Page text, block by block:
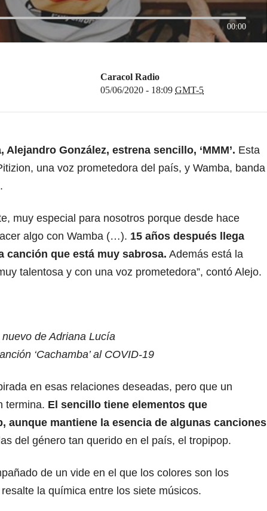
00:00
Caracol Radio
05/06/2020 - 18:09 GMT-5
González, estrena sencillo, ‘MMM’. Esta
una voz prometedora del país, y Wamba, banda
muy especial para nosotros porque desde hace
algo con Wamba (…). 15 años después llega
canción que está muy sabrosa. Además está la
talentosa y con una voz prometedora”, contó Alejo.
nuevo de Adriana Lucía
‘Cachamba’ al COVID-19
en esas relaciones deseadas, pero que un
termina. El sencillo tiene elementos que
aunque mantiene la esencia de algunas canciones
del género tan querido en el país, el tropipop.
de un vide en el que los colores son los
la química entre los siete músicos.